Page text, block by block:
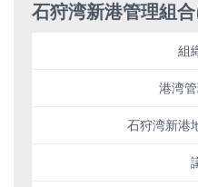
石狩湾新港管理組
組
港湾
石狩湾新港